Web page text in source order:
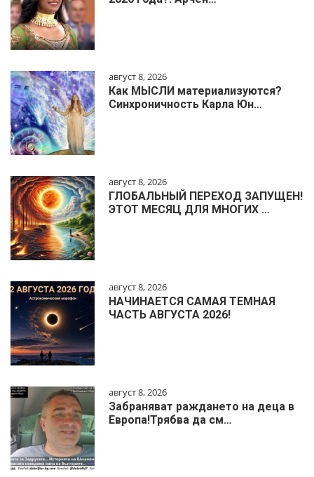
август 8, 2026
Как МЫСЛИ материализуются?
Синхроничность Карла Юн…
август 8, 2026
ГЛОБАЛЬНЫЙ ПЕРЕХОД ЗАПУЩЕН!
ЭТОТ МЕСЯЦ ДЛЯ МНОГИХ …
август 8, 2026
НАЧИНАЕТСЯ САМАЯ ТЕМНАЯ
ЧАСТЬ АВГУСТА 2026!
август 8, 2026
Забраняват раждането на деца в
Европа!Трябва да см…